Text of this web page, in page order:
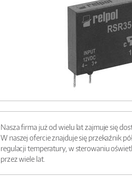
Nasza firma już od wielu lat zajmuje się
W naszej ofercie znajduje się przekaźnik
regulacji temperatury, w sterowaniu
przez wiele lat.